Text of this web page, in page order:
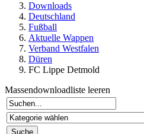
Downloads
Deutschland
Fußball
Aktuelle Wappen
Verband Westfalen
Düren
FC Lippe Detmold
Massendownloadliste leeren